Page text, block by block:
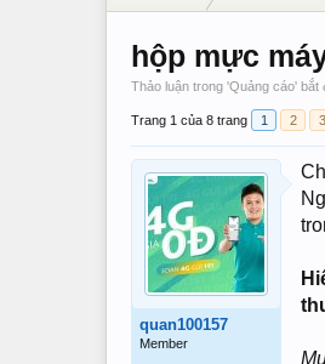
hộp mực
Thảo luận trong 'Quảng cáo' bắt
Trang 1 của 8 trang 1 2 3
quan100157
Member